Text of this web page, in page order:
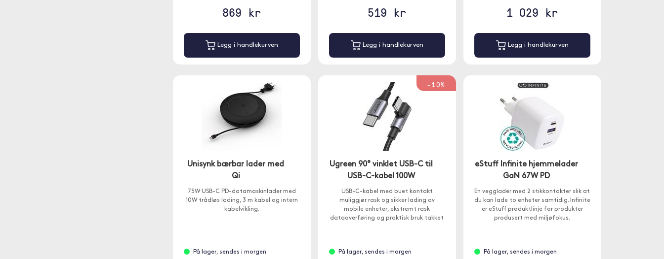
869 kr
Legg i handlekurven
519 kr
Legg i handlekurven
1 029 kr
Legg i handlekurven
Unisynk bærbar lader med
Qi
75W USB-C PD-datamaskinlader med
10W trådløs lading, 3 m kabel og intern
kabelvikling.
På lager, sendes i morgen
-10%
Ugreen 90° vinklet USB-C til
USB-C-kabel 100W
USB-C-kabel med buet kontakt
muliggjør rask og sikker lading av
mobile enheter, ekstremt rask
dataoverføring og praktisk bruk takket
På lager, sendes i morgen
eStuff Infinite hjemmelader
GaN 67W PD
En vegglader med 2 stikkontakter slik at
du kan lade to enheter samtidig. Infinite
er eStuff produktlinje for produkter
produsert med miljøfokus.
På lager, sendes i morgen